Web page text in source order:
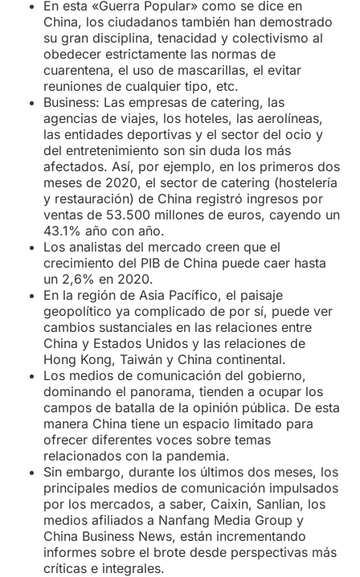
En esta «Guerra Popular» como se dice en
China, los ciudadanos también han demostrado
su gran disciplina, tenacidad y colectivismo al
obedecer estrictamente las normas de
cuarentena, el uso de mascarillas, el evitar
reuniones de cualquier tipo, etc.
Business: Las empresas de catering, las
agencias de viajes, los hoteles, las aerolíneas,
las entidades deportivas y el sector del ocio y
del entretenimiento son sin duda los más
afectados. Así, por ejemplo, en los primeros dos
meses de 2020, el sector de catering (hostelería
y restauración) de China registró ingresos por
ventas de 53.500 millones de euros, cayendo un
43.1% año con año.
Los analistas del mercado creen que el
crecimiento del PIB de China puede caer hasta
un 2,6% en 2020.
En la región de Asia Pacífico, el paisaje
geopolítico ya complicado de por sí, puede ver
cambios sustanciales en las relaciones entre
China y Estados Unidos y las relaciones de
Hong Kong, Taiwán y China continental.
Los medios de comunicación del gobierno,
dominando el panorama, tienden a ocupar los
campos de batalla de la opinión pública. De esta
manera China tiene un espacio limitado para
ofrecer diferentes voces sobre temas
relacionados con la pandemia.
Sin embargo, durante los últimos dos meses, los
principales medios de comunicación impulsados
​​por los mercados, a saber, Caixin, Sanlian, los
medios afiliados a Nanfang Media Group y
China Business News, están incrementando
informes sobre el brote desde perspectivas más
críticas e integrales.